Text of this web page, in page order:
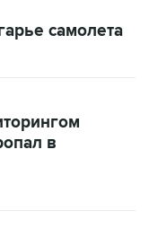
самолета
в